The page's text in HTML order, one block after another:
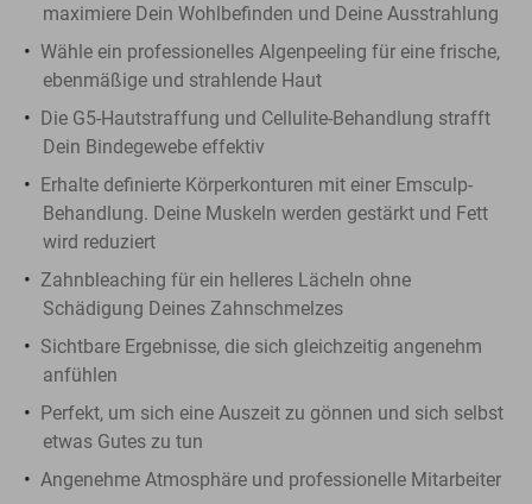
maximiere Dein Wohlbefinden und Deine Ausstrahlung
Wähle ein professionelles Algenpeeling für eine frische,
ebenmäßige und strahlende Haut
Die G5-Hautstraffung und Cellulite-Behandlung strafft
Dein Bindegewebe effektiv
Erhalte definierte Körperkonturen mit einer Emsculp-
Behandlung. Deine Muskeln werden gestärkt und Fett
wird reduziert
Zahnbleaching für ein helleres Lächeln ohne
Schädigung Deines Zahnschmelzes
Sichtbare Ergebnisse, die sich gleichzeitig angenehm
anfühlen
Perfekt, um sich eine Auszeit zu gönnen und sich selbst
etwas Gutes zu tun
Angenehme Atmosphäre und professionelle Mitarbeiter